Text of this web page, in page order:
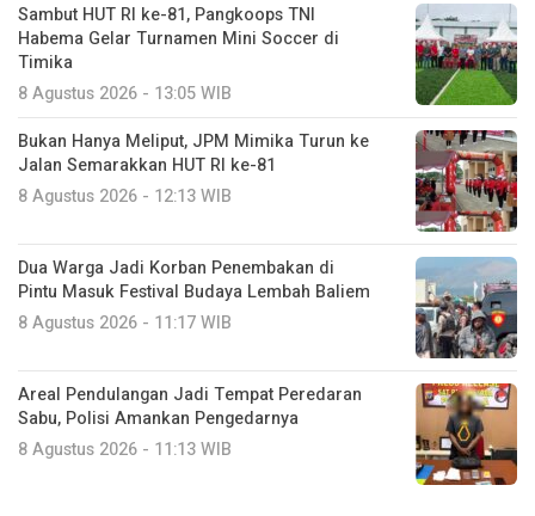
Sambut HUT RI ke-81, Pangkoops TNI
Habema Gelar Turnamen Mini Soccer di
Timika
8 Agustus 2026 - 13:05 WIB
Bukan Hanya Meliput, JPM Mimika Turun ke
Jalan Semarakkan HUT RI ke-81
8 Agustus 2026 - 12:13 WIB
Dua Warga Jadi Korban Penembakan di
Pintu Masuk Festival Budaya Lembah Baliem
8 Agustus 2026 - 11:17 WIB
Areal Pendulangan Jadi Tempat Peredaran
Sabu, Polisi Amankan Pengedarnya
8 Agustus 2026 - 11:13 WIB